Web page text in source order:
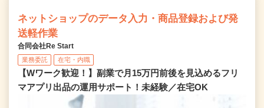
ネットショップのデータ入力・商品登録および発
送軽作業
合同会社Re Start
業務委託 在宅・内職
【Wワーク歓迎！】副業で月15万円前後を見込めるフリ
マアプリ出品の運用サポート！未経験／在宅OK